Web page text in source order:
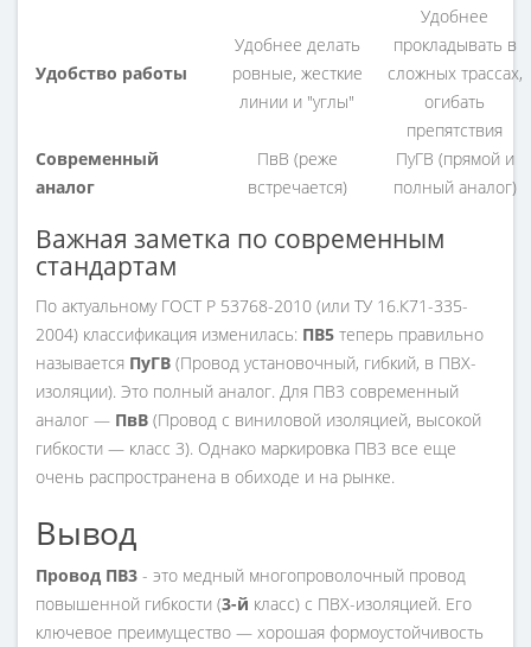
Удобство работы
Удобнее делать
ровные, жесткие
линии и "углы"
Удобнее
прокладывать в
сложных трассах,
огибать
препятствия
Современный
аналог
ПвВ (реже
встречается)
ПуГВ (прямой и
полный аналог)
Важная заметка по современным
стандартам
По актуальному ГОСТ Р 53768-2010 (или ТУ 16.К71-335-
2004) классификация изменилась: ПВ5 теперь правильно
называется ПуГВ (Провод установочный, гибкий, в ПВХ-
изоляции). Это полный аналог. Для ПВ3 современный
аналог — ПвВ (Провод с виниловой изоляцией, высокой
гибкости — класс 3). Однако маркировка ПВ3 все еще
очень распространена в обиходе и на рынке.
Вывод
Провод ПВ3 - это медный многопроволочный провод
повышенной гибкости (3-й класс) с ПВХ-изоляцией. Его
ключевое преимущество — хорошая формоустойчивость